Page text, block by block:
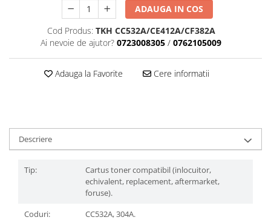
ADAUGA IN COS
Cod Produs: TKH CC532A/CE412A/CF382A
Ai nevoie de ajutor? 0723008305 / 0762105009
Adauga la Favorite Cere informatii
Descriere
Tip:
Cartus toner compatibil (inlocuitor,
echivalent, replacement, aftermarket,
foruse).
Coduri:
CC532A, 304A.